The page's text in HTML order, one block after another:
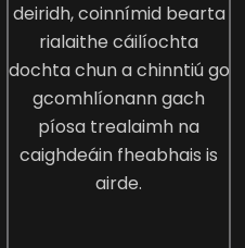
deiridh, coinnímid bearta
rialaithe cáilíochta
dochta chun a chinntiú go
gcomhlíonann gach
píosa trealaimh na
caighdeáin fheabhais is
airde.